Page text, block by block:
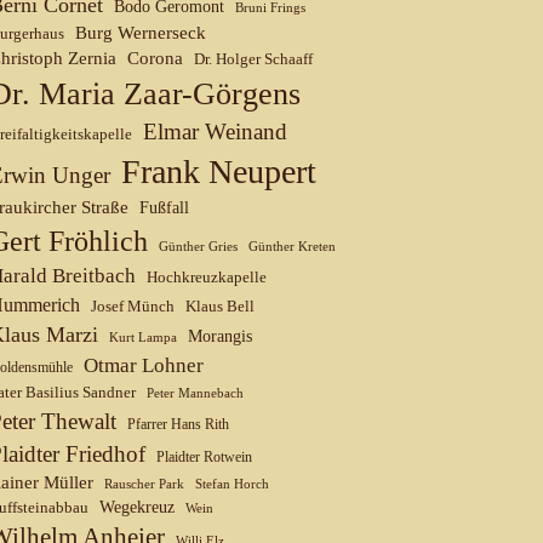
Cornet Bodo Geromont Bruni Frings
Burg Wernerseck
Zernia
Corona Dr. Holger Schaaff
Maria Zaar-Görgens
Elmar Weinand
Unger Frank Neupert
Straße Fußfall
Fröhlich Günther Gries Günther Kreten
Breitbach Hochkreuzkapelle
Josef Münch Klaus Bell
Marzi Kurt Lampa Morangis
Otmar Lohner
Basilius Sandner Peter Mannebach
Thewalt Pfarrer Hans Rith
Friedhof Plaidter Rotwein
Müller Rauscher Park Stefan Horch
Wegekreuz Wein
Anheier